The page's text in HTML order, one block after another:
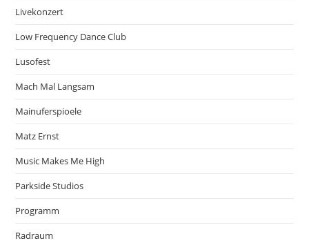
Livekonzert
Low Frequency Dance Club
Lusofest
Mach Mal Langsam
Mainuferspioele
Matz Ernst
Music Makes Me High
Parkside Studios
Programm
Radraum